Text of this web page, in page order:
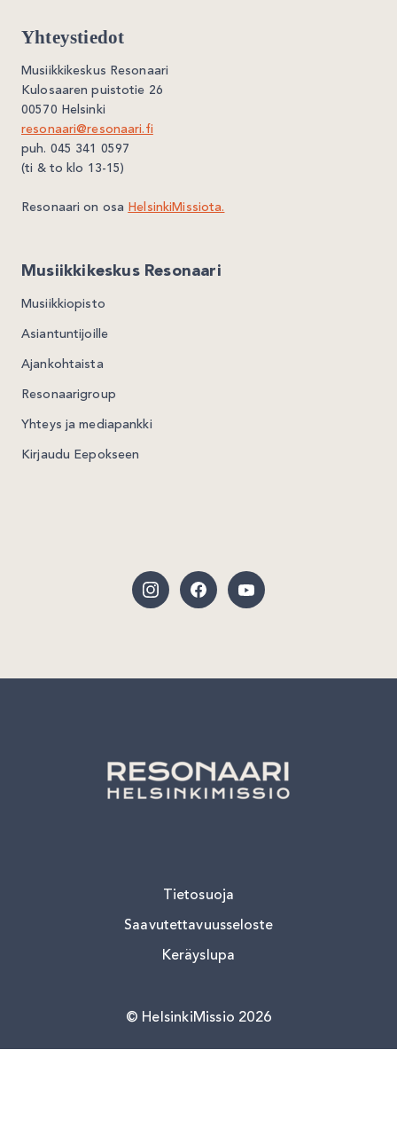
Yhteystiedot
Musiikkikeskus Resonaari
Kulosaaren puistotie 26
00570 Helsinki
resonaari@resonaari.fi
puh. 045 341 0597
(ti & to klo 13-15)
Resonaari on osa HelsinkiMissiota.
Musiikkikeskus Resonaari
Musiikkiopisto
Asiantuntijoille
Ajankohtaista
Resonaarigroup
Yhteys ja mediapankki
Kirjaudu Eepokseen
Tietosuoja
Saavutettavuusseloste
Keräyslupa
HelsinkiMissio 2026